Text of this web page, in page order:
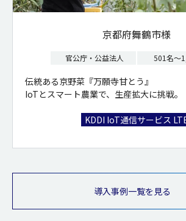
京都府舞鶴市様
官公庁・公益法人 501名～
伝統ある京野菜『万願寺甘とう』
IoTとスマート農業で、生産拡大に挑戦。
KDDI IoT通信サービス
導入事例一覧を見る